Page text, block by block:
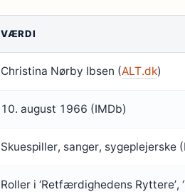
VÆRDI
Christina Nørby Ibsen (ALT.dk)
10. august 1966 (IMDb)
Skuespiller, sanger, sygeplejerske
Roller i ‘Retfærdighedens Ryttere’,